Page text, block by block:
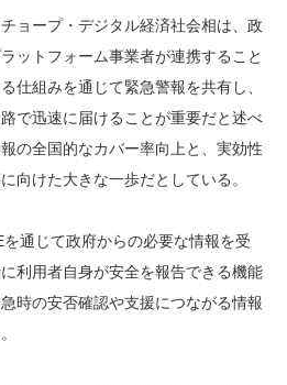
ョープ・デジタル経済社会相は、政
ットフォーム事業者が連携すること
仕組みを通じて緊急警報を共有し、
で迅速に届けることが重要だと述べ
の全国的なカバー率向上と、実効性
向けた大きな一歩だとしている。
を通じて政府からの必要な情報を受
利用者自身が安全を報告できる機能
時の安否確認や支援につながる情報